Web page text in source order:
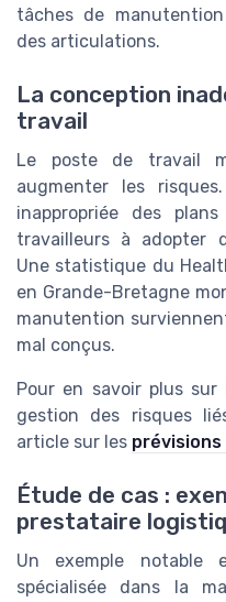
tâches de
des articulations.
La conception
travail
Le poste de travail
augmenter les
inappropriée des
travailleurs à adopter
Une statistique du
en Grande-Bretagne
manutention
mal conçus.
Pour en savoir plus
gestion des risques
article sur les prévisions
Étude de cas :
prestataire
Un exemple notable
spécialisée dans la